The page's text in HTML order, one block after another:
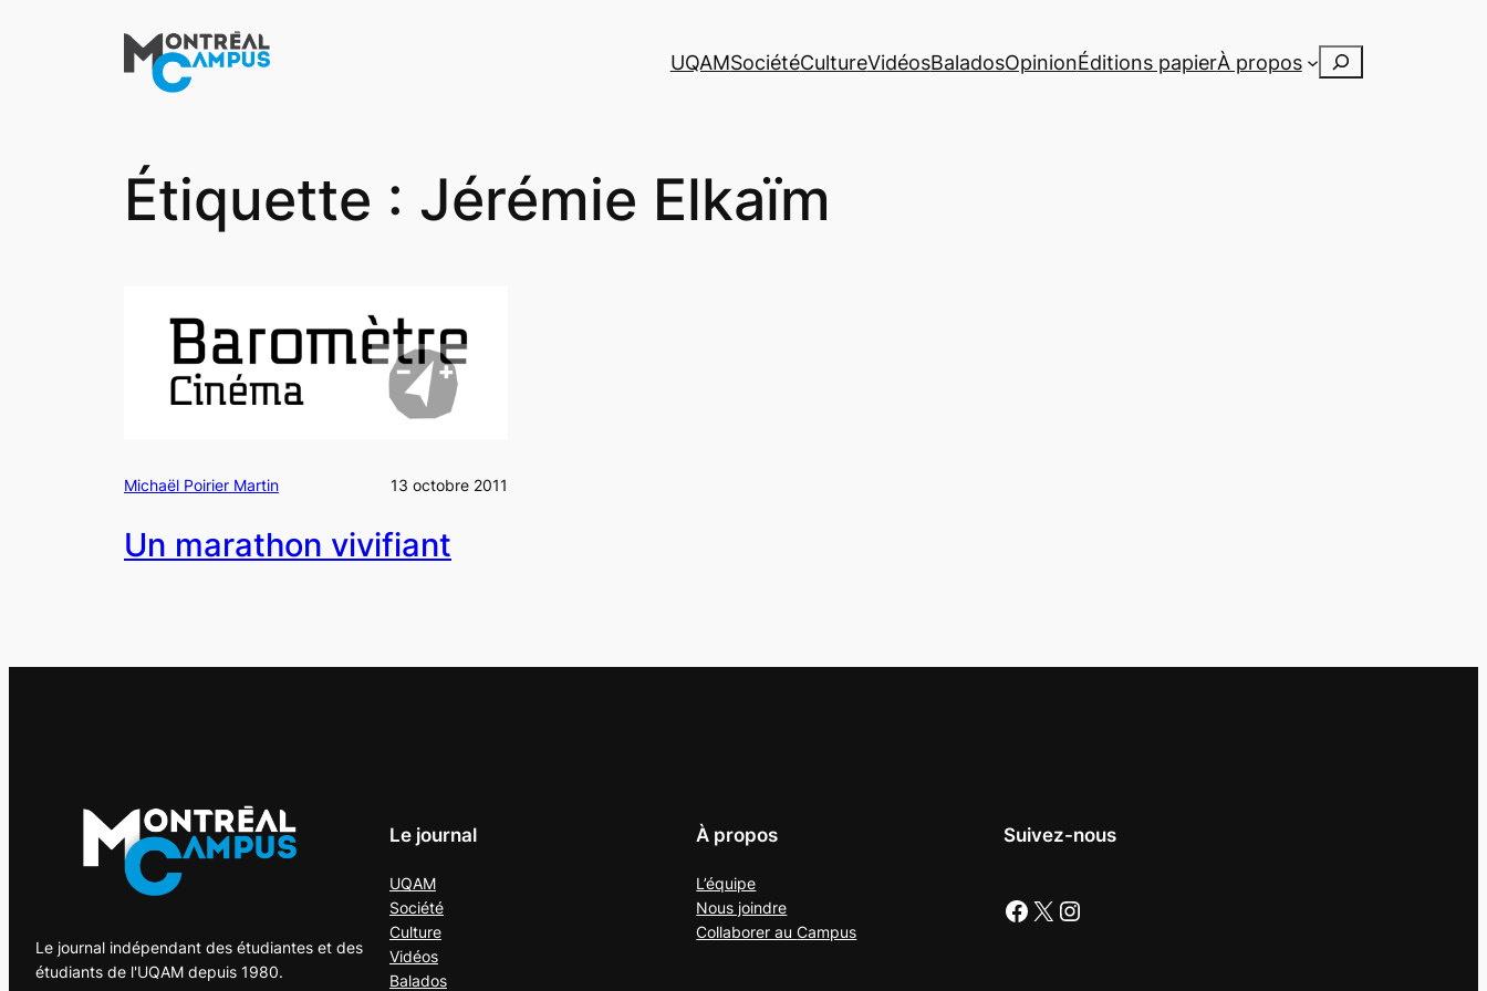
UQAMSociétéCultureVidéosBaladosOpinionÉditions papierÀ propos Rechercher
Étiquette : Jérémie Elkaïm
Michaël Poirier Martin 13 octobre 2011
Un marathon vivifiant
Le journal indépendant des étudiantes et des
étudiants de l'UQAM depuis 1980.
Le journal
UQAM
Société
Culture
Vidéos
Balados
À propos
L’équipe
Nous joindre
Collaborer auCampus
Suivez-nous
Facebook X Instagram